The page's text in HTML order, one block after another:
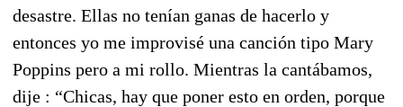
desastre. Ellas no tenían ganas de hacerlo y
entonces yo me improvisé una canción tipo Mary
Poppins pero a mi rollo. Mientras la cantábamos,
dije : “Chicas, hay que poner esto en orden, porque